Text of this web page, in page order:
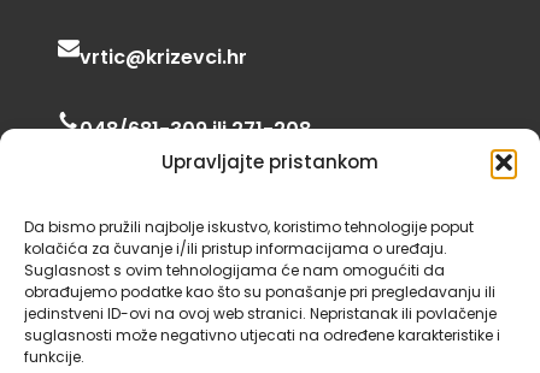
Upravljajte pristankom
Da bismo pružili najbolje iskustvo, koristimo tehnologije poput
kolačića za čuvanje i/ili pristup informacijama o uređaju.
Suglasnost s ovim tehnologijama će nam omogućiti da
obrađujemo podatke kao što su ponašanje pri pregledavanju ili
jedinstveni ID-ovi na ovoj web stranici. Nepristanak ili povlačenje
suglasnosti može negativno utjecati na određene karakteristike i
funkcije.
vrtic@krizevci.hr
048/681-309 ili 271-208